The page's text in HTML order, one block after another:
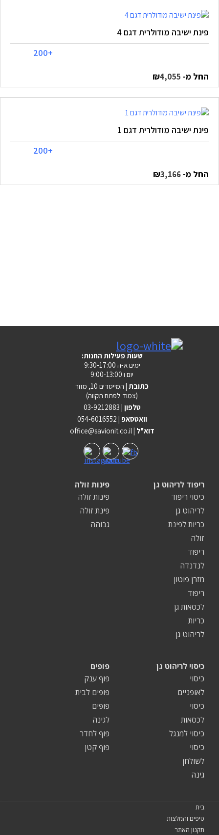
פינת ישיבה מודולרית דגם 4
+200
החל מ- ₪4,055
פינת ישיבה מודולרית דגם 1
+200
החל מ- ₪3,166
:שעות פעילות החנות
ימים א-ה 9:30-17:00
יום ו 9:00-13:00
כתובת | המייסדים 10, מזור
(צמוד לפתח תקווה)
טלפון | 03-9212883
וואטסאפ | 054-6016552
office@savionit.co.il | דוא"ל
פינות זולה
פינות זולה
פינת זולה
גבוהה
ריפוד לריהוט גן
כיסוי ריפוד
לריהוט גן
כריות לפינת
זולה
ריפוד
לנדנדה
מזרן פוטון
ריפוד
לכסאות גן
כריות
לריהוט גן
פופים
פוף ענק
פופים לבית
פופים
לגינה
פוף לחדר
פוף קטן
כיסוי לריהוט גן
כיסוי
לאופניים
כיסוי
לכסאות
כיסוי למנגל
כיסוי
לשולחן
גינה
בית
טיפים והמלצות
תקנון האתר